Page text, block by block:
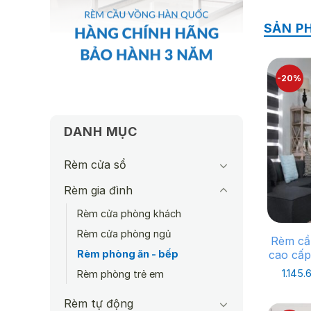
DANH MỤC
Rèm cửa sổ
Rèm gia đình
Rèm cửa phòng khách
Rèm cửa phòng ngủ
Rèm phòng ăn - bếp
Rèm phòng trẻ em
Rèm tự động
SẢN
-20%
Rèm
cao